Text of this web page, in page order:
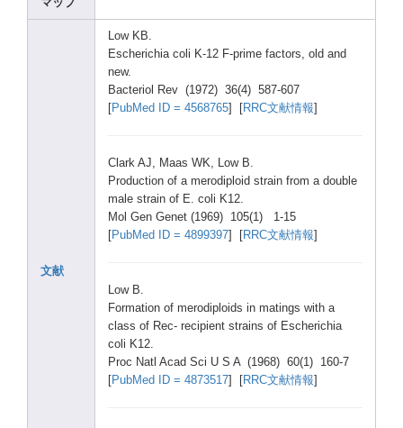
マップ
文献
Low KB.
Escherichia coli K-12 F-prime factors, old and
new.
Bacteriol Rev (1972) 36(4) 587-607
PubMed ID = 4568765 RRC文献情報
Clark AJ, Maas WK, Low B.
Production of a merodiploid strain from a doubl e
male strain of E. coli K12.
Mol Gen Genet (1969) 105(1) 1-15
PubMed ID = 4899397 RRC文献情報
Low B.
Formation of merodiploids in matings with a
class of Rec- recipient strains of Escherichia
coli K12.
Proc Natl Acad Sci U S A (1968) 60(1) 160-7
PubMed ID = 4873517 RRC文献情報